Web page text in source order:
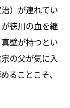
）が連れてい
徳川の血を継
壁が持つとい
の父が気に入
ることこそ、